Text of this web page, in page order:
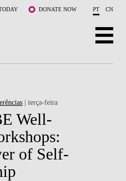
DONATE NOW PT CN
| terça-feira
Well-
of Self-